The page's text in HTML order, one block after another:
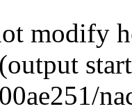
modify